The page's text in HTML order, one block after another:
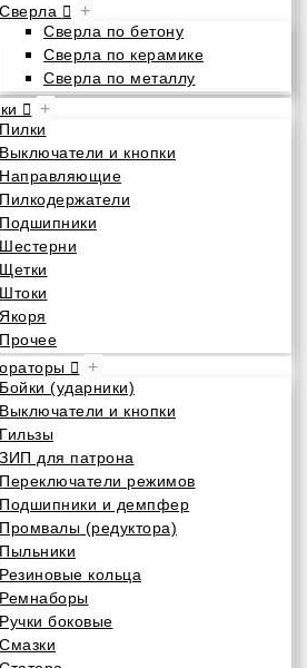
Сверла
+
Сверла по бетону
Сверла по керамике
Сверла по металлу
+
Пилки
Выключатели и кнопки
Направляющие
Пилкодержатели
Подшипники
Шестерни
Щетки
Штоки
Якоря
Прочее
+
Бойки (ударники)
Выключатели и кнопки
Гильзы
ЗИП для патрона
Переключатели режимов
Подшипники и демпфер
Промвалы (редуктора)
Пыльники
Резиновые кольца
Ремнаборы
Ручки боковые
Смазки